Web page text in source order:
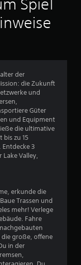
Spiel
der
die Zukunft
und
Güter
und Equipment
die ultimative
zu 15
3
Valley,
erkunde die
Trassen und
mehr! Verlege
Fahre
große, offene
in der